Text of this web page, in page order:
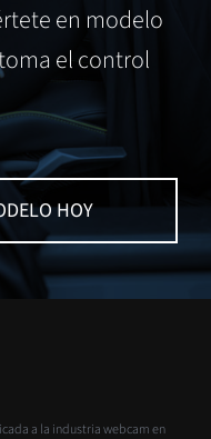
en modelo
el control
HOY
a la industria webcam en